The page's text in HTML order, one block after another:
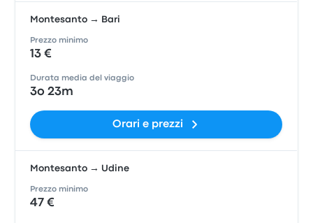
Montesanto → Bari
Prezzo minimo
13 €
Durata media del viaggio
3o 23m
Orari e prezzi
Montesanto → Udine
Prezzo minimo
47 €